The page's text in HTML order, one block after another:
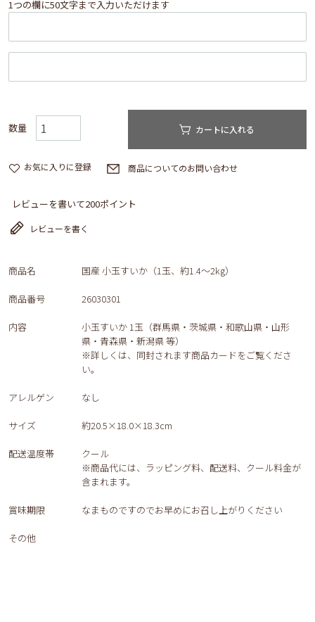
1つの欄に50文字まで入力いただけます
お気に入りに登録
カートに入れる
商品についてのお問い合わせ
レビューを書いて200ポイント
レビューを書く
商品名 国産 小玉すいか（1玉、約1.4～2kg）
商品番号 26030301
内容
小玉すいか 1玉（群馬県・茨城県・和歌山県・山形
県・青森県・新潟県 等）
※詳しくは、同封されます商品カードをご覧くださ
い。
アレルゲン なし
サイズ 約20.5×18.0×18.3cm
配送温度帯
クール
※商品代には、ラッピング料、配送料、クール料金が
含まれます。
賞味期限 なまものですのでお早めにお召し上がりください
その他